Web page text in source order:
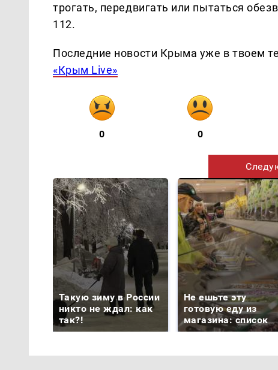
трогать, передвигать или пытаться
112.
Последние новости Крыма уже в твоем
«Крым Live»
0 0
Такую зиму в России
никто не ждал: как
так?!
Не ешьте эту
готовую еду из
магазина: список